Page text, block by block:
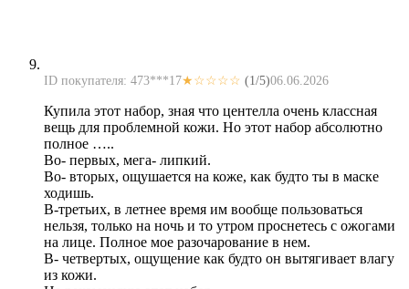
ID покупателя: 473***17★☆☆☆☆ (1/5)06.06.2026
Купила этот набор, зная что центелла очень классная
вещь для проблемной кожи. Но этот набор абсолютно
полное …..
Во- первых, мега- липкий.
Во- вторых, ощушается на коже, как будто ты в маске
ходишь.
В-третьих, в летнее время им вообще пользоваться
нельзя, только на ночь и то утром проснетесь с ожогами
на лице. Полное мое разочарование в нем.
В- четвертых, ощущение как будто он вытягивает влагу
из кожи.